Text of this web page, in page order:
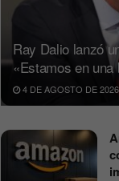
Ray Dalio lanzó
«Estamos en una
4 DE AGOSTO DE 2026